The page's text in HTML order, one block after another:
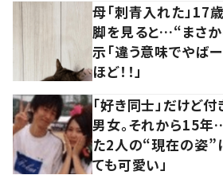
母「刺青入れた」17歳
脚を見ると…“まさ
示「違う意味でやばー
ほど！！」
「好き同士」だけど
男女。それから15年
た2人の“現在の姿
ても可愛い」